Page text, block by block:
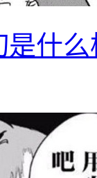
什